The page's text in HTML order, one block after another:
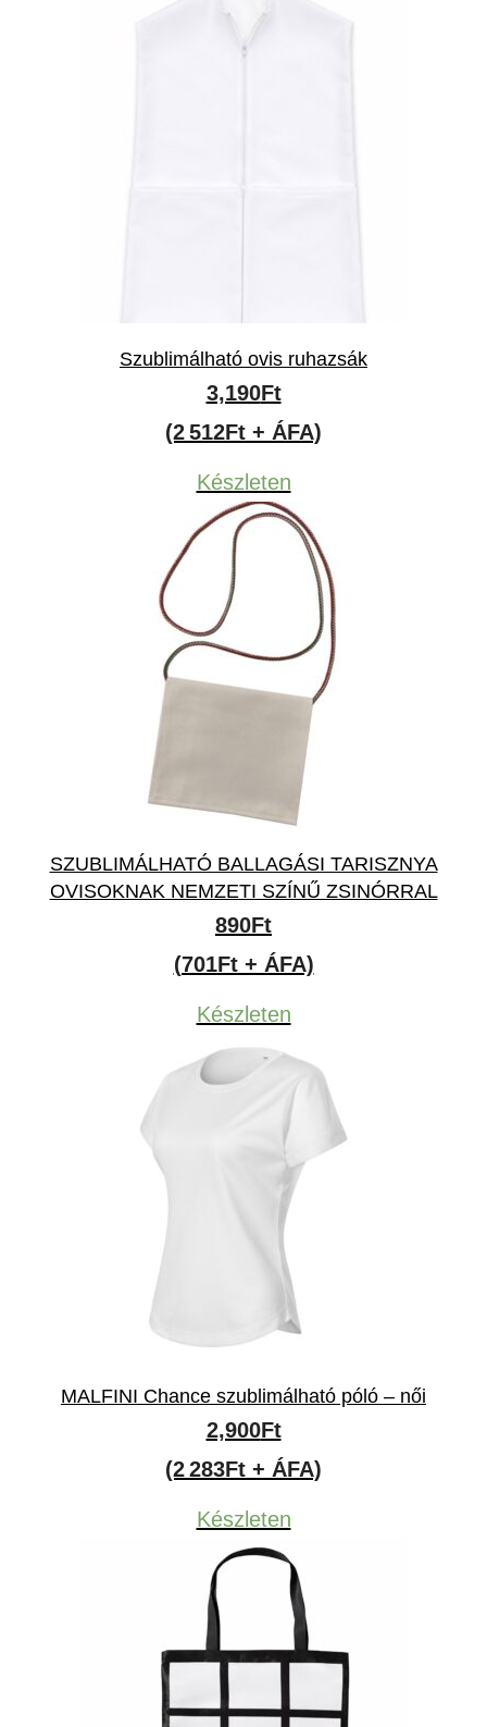
Szublimálható ovis ruhazsák
3,190Ft
(2 512Ft + ÁFA)
Készleten
SZUBLIMÁLHATÓ BALLAGÁSI TARISZNYA
OVISOKNAK NEMZETI SZÍNŰ ZSINÓRRAL
890Ft
(701Ft + ÁFA)
Készleten
MALFINI Chance szublimálható póló – női
2,900Ft
(2 283Ft + ÁFA)
Készleten